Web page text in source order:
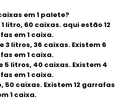
em 1 palete?
litro, 60 caixas. aqui estão 12
em 1 caixa.
3 litros, 36 caixas. Existem 6
em 1 caixa.
5 litros, 40 caixas. Existem 4
em 1 caixa.
caixas. Existem 12 garrafas
1 caixa.